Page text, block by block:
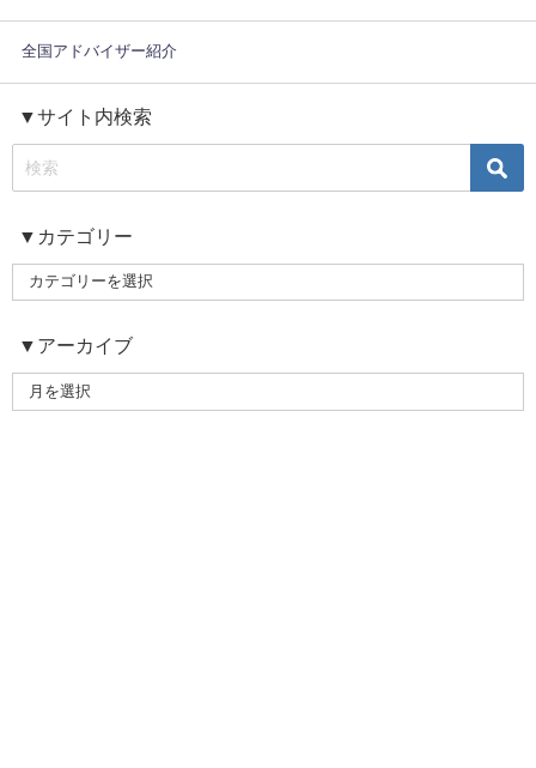
全国アドバイザー紹介
▼サイト内検索
▼カテゴリー
▼アーカイブ